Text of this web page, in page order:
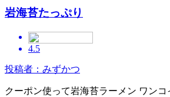
岩海苔たっぷり
4.5
投稿者：みずかつ
クーポン使って岩海苔ラーメン ワン